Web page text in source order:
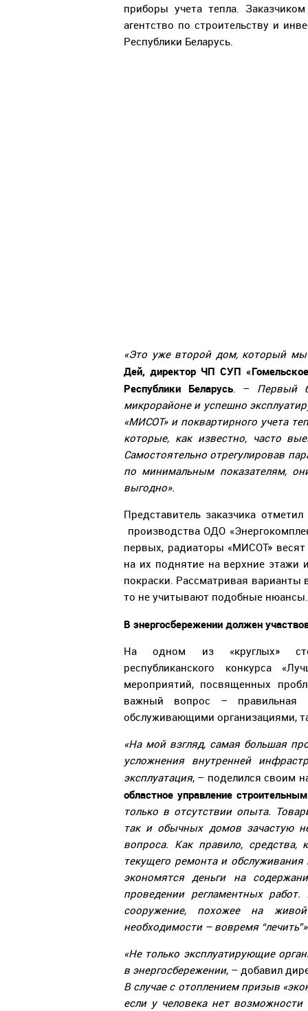
приборы учета тепла.
агентство по строительству и
Республики Беларусь.
«Это уже второй дом, который
Дей, директор ЧП СУП
Республики Беларусь. – Первый
микрорайоне и успешно
«МИСОТ» и поквартирного учета
которые, как известно, часто
Самостоятельно отрегулировав
по минимальным показателям,
выгодно».
Представитель заказчика
производства ОДО
первых, радиаторы «МИСОТ»
на их поднятие на верхние этажи
покраски. Рассматривая варианты
то не учитывают подобные нюансы.
В энергосбережении должен
На одном из «круглых»
республиканского конкурса
мероприятий, посвященных
важный вопрос – правильная
обслуживающими организациями,
«На мой взгляд, самая большая
усложнения внутренней
эксплуатация, – поделился своим
областное управление
только в отсутствии опыта.
так и обычных домов зачастую
вопроса. Как правило, средства,
текущего ремонта и
экономятся деньги на
проведении регламентных
сооружение, похожее на
необходимости – вовремя
«Не только эксплуатирующие
в энергосбережении, – добавил
В случае с отоплением призыв
если у человека нет